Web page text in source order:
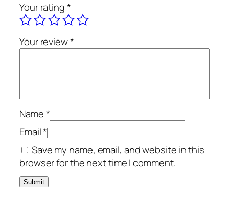
r
u
l
m
p
u
l
ă
r
i
i
.
Your rating*
Your review*
Name*
Email*
Save my name, email, and website in this
browser for the next time I comment.